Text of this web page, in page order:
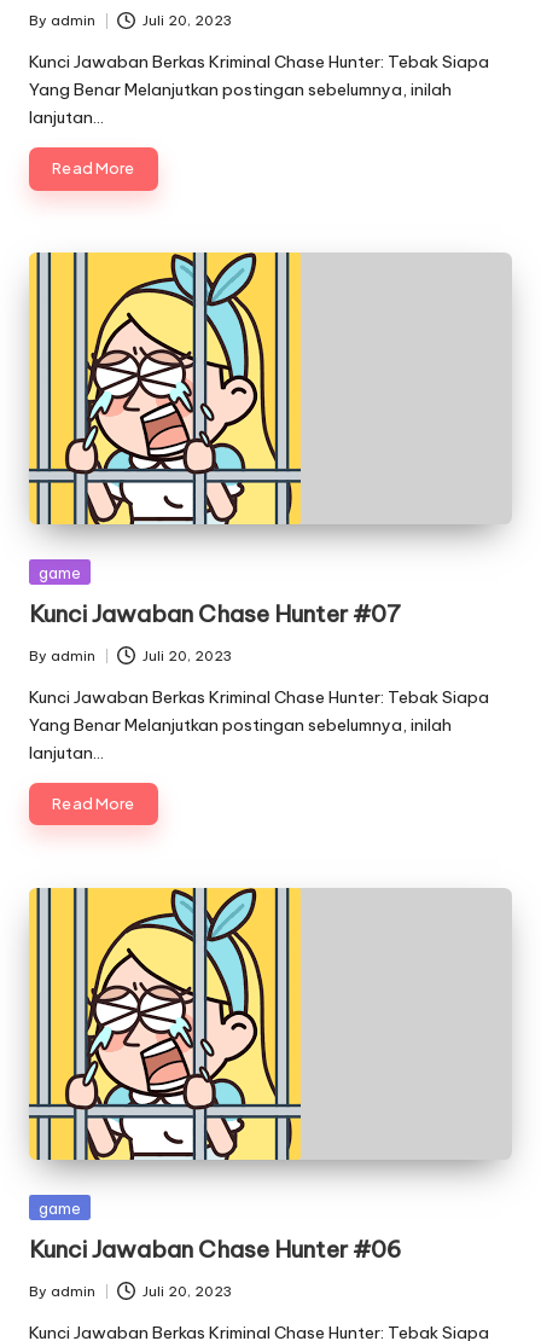
Posted
by
By admin Juli 20, 2023
Kunci Jawaban Berkas Kriminal Chase Hunter: Tebak Siapa
Yang Benar Melanjutkan postingan sebelumnya, inilah
lanjutan…
Read More
Posted
game
Kunci Jawaban Chase Hunter #07
Posted
by
By admin Juli 20, 2023
Kunci Jawaban Berkas Kriminal Chase Hunter: Tebak Siapa
Yang Benar Melanjutkan postingan sebelumnya, inilah
lanjutan…
Read More
Posted
game
Kunci Jawaban Chase Hunter #06
Posted
by
By admin Juli 20, 2023
Kunci Jawaban Berkas Kriminal Chase Hunter: Tebak Siapa